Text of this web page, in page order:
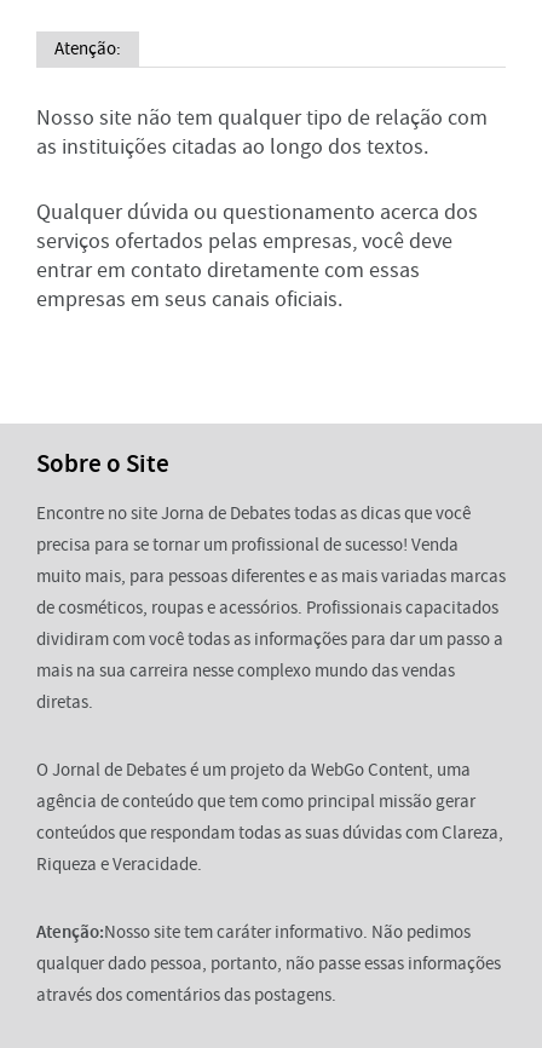
Atenção:
Nosso site não tem qualquer tipo de relação com
as instituições citadas ao longo dos textos.
Qualquer dúvida ou questionamento acerca dos
serviços ofertados pelas empresas, você deve
entrar em contato diretamente com essas
empresas em seus canais oficiais.
Sobre o Site
Encontre no site Jorna de Debates todas as dicas que você
precisa para se tornar um profissional de sucesso! Venda
muito mais, para pessoas diferentes e as mais variadas marcas
de cosméticos, roupas e acessórios. Profissionais capacitados
dividiram com você todas as informações para dar um passo a
mais na sua carreira nesse complexo mundo das vendas
diretas.
O Jornal de Debates é um projeto da WebGo Content, uma
agência de conteúdo que tem como principal missão gerar
conteúdos que respondam todas as suas dúvidas com Clareza,
Riqueza e Veracidade.
Atenção:Nosso site tem caráter informativo. Não pedimos
qualquer dado pessoa, portanto, não passe essas informações
através dos comentários das postagens.